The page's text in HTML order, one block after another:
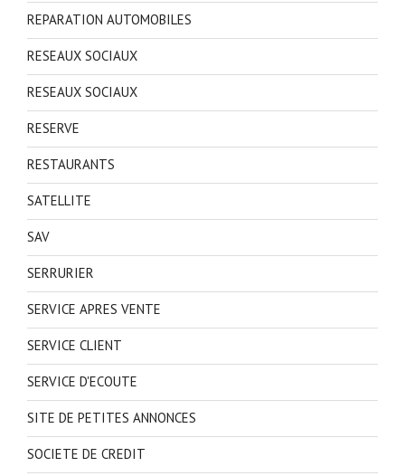
REPARATION AUTOMOBILES
RESEAUX SOCIAUX
RESEAUX SOCIAUX
RESERVE
RESTAURANTS
SATELLITE
SAV
SERRURIER
SERVICE APRES VENTE
SERVICE CLIENT
SERVICE D'ECOUTE
SITE DE PETITES ANNONCES
SOCIETE DE CREDIT